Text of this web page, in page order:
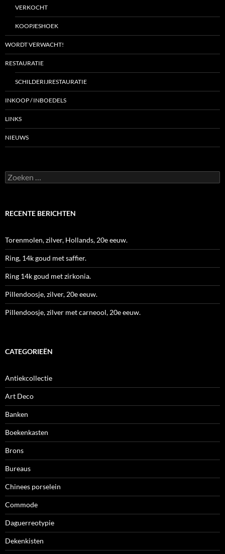
VERKOCHT
KOOPJESHOEK
WORDT VERWACHT!
RESTAURATIE
SCHILDERIJRESTAURATIE
INKOOP / INBOEDELS
LINKS
NIEUWS
Zoeken
naar:
RECENTE BERICHTEN
Torenmolen, zilver, Hollands, 20e eeuw.
Ring, 14k goud met saffier.
Ring 14k goud met zirkonia.
Pillendoosje, zilver, 20e eeuw.
Pillendoosje, zilver met carneool, 20e eeuw.
CATEGORIEËN
Antiekcollectie
Art Deco
Banken
Boekenkasten
Brons
Bureaus
Chinees porselein
Commode
Daguerreotypie
Dekenkisten